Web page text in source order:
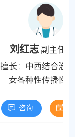
刘红志 副主任
擅长：中西结合治
女各种性传播性
咨询